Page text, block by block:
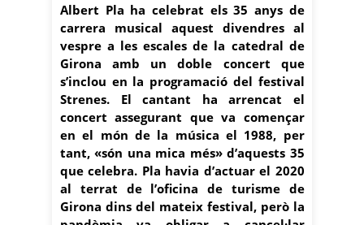
Albert Pla ha celebrat els 35 anys de
carrera musical aquest divendres al
vespre a les escales de la catedral de
Girona amb un doble concert que
s’inclou en la programació del festival
Strenes. El cantant ha arrencat el
concert assegurant que va començar
en el món de la música el 1988, per
tant, «són una mica més» d’aquests 35
que celebra. Pla havia d’actuar el 2020
al terrat de l’oficina de turisme de
Girona dins del mateix festival, però la